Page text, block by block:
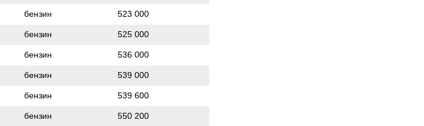
бензин 523 000
бензин 525 000
бензин 536 000
бензин 539 000
бензин 539 600
бензин 550 200